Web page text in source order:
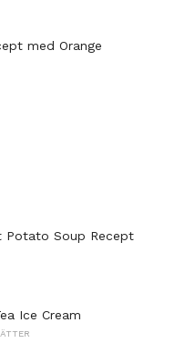
med Orange
Potato Soup Recept
Ice Cream